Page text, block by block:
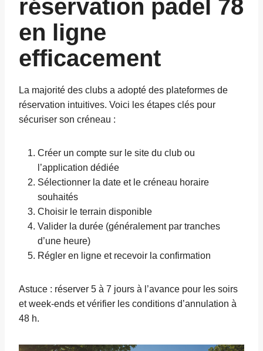
réservation padel 78
en ligne
efficacement
La majorité des clubs a adopté des plateformes de
réservation intuitives. Voici les étapes clés pour
sécuriser son créneau :
Créer un compte sur le site du club ou
l’application dédiée
Sélectionner la date et le créneau horaire
souhaités
Choisir le terrain disponible
Valider la durée (généralement par tranches
d’une heure)
Régler en ligne et recevoir la confirmation
Astuce : réserver 5 à 7 jours à l’avance pour les soirs
et week-ends et vérifier les conditions d’annulation à
48 h.